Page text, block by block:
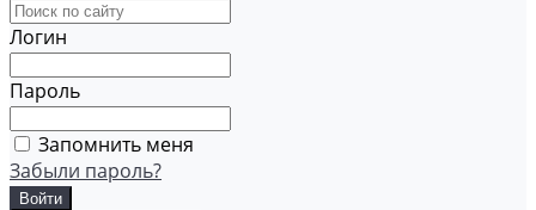
Логин
Пароль
Запомнить меня
Забыли пароль?